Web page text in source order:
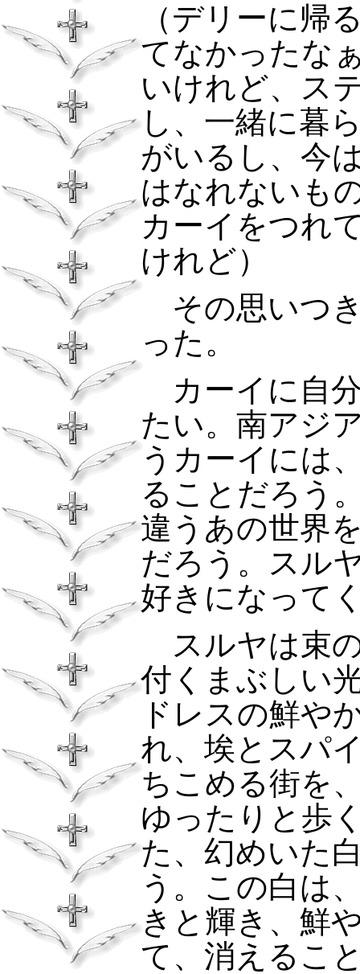
（デリーに帰
てなかったな
いけれど、ス
し、一緒に暮
がいるし、今
はなれないも
カーイをつれ
けれど）
その思いつ
った。
カーイに自
たい。南アジ
うカーイには
ることだろう
違うあの世界
だろう。スル
好きになって
スルヤは束
付くまぶしい
ドレスの鮮や
れ、埃とスパ
ちこめる街を
ゆったりと歩
た、幻めいた
う。この白は
きと輝き、鮮
て、消えるこ